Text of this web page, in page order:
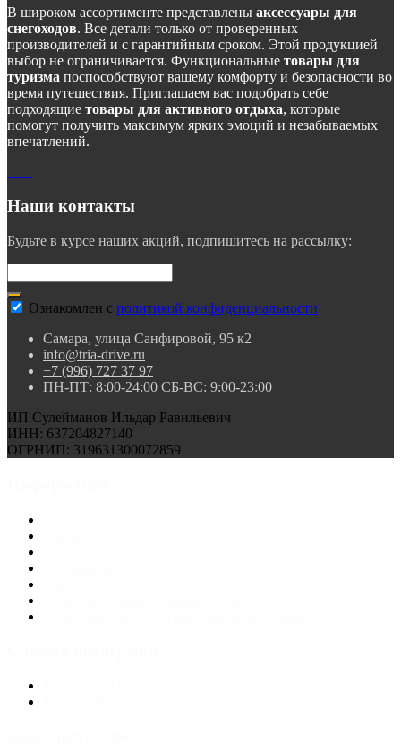
В широком ассортименте представлены аксессуары для
снегоходов. Все детали только от проверенных
производителей и с гарантийным сроком. Этой продукцией
выбор не ограничивается. Функциональные товары для
туризма поспособствуют вашему комфорту и безопасности во
время путешествия. Приглашаем вас подобрать себе
подходящие товары для активного отдыха, которые
помогут получить максимум ярких эмоций и незабываемых
впечатлений.
Наши контакты
Будьте в курсе наших акций, подпишитесь на рассылку:
Ознакомлен с политикой конфиденциальности
Самара, улица Санфировой, 95 к2
info@tria-drive.ru
+7 (996) 727 37 97
ПН-ПТ: 8:00-24:00 СБ-ВС: 9:00-23:00
ИП Сулейманов Ильдар Равильевич
ИНН: 637204827140
ОГРНИП: 319631300072859